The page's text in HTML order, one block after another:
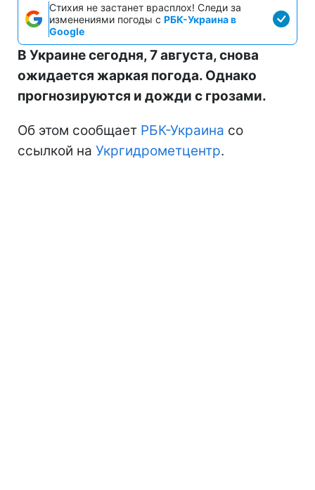
Стихия не застанет врасплох! Следи за
изменениями погоды с РБК-Украина в
Google
В Украине сегодня, 7 августа, снова
ожидается жаркая погода. Однако
прогнозируются и дожди с грозами.
Об этом сообщает РБК-Украина со
ссылкой на Укргидрометцентр.